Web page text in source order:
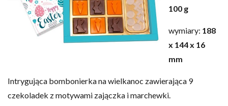
100 g
wymiary: 188
x 144 x 16
mm
Intrygująca bombonierka na wielkanoc zawierająca 9
czekoladek z motywami zajączka i marchewki.